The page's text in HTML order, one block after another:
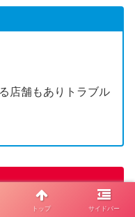
店舗もありトラブル
で合鍵作成できない
トップ サイドバー